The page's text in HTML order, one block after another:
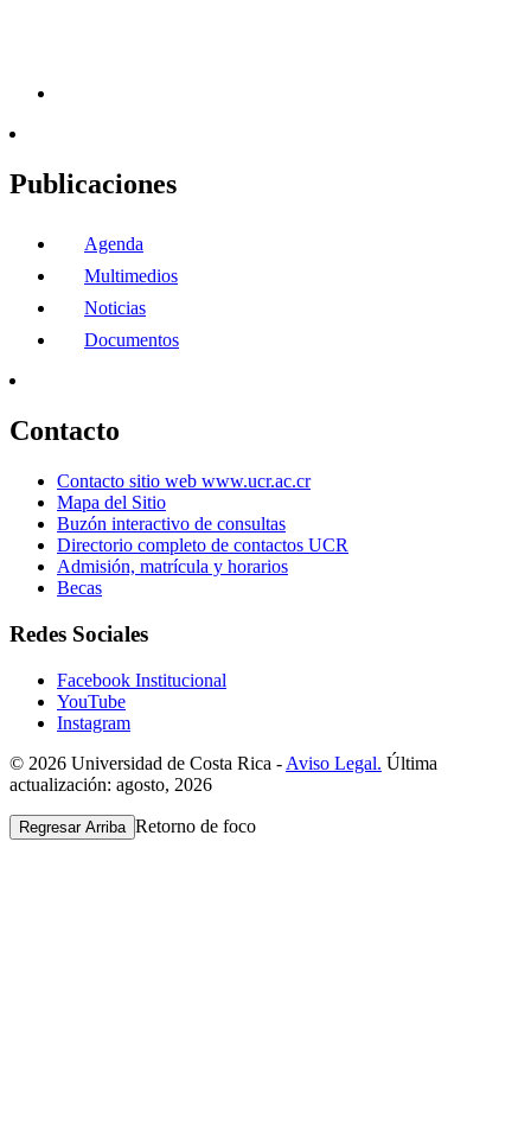
Publicaciones
Agenda
Multimedios
Noticias
Documentos
Contacto
Contacto sitio web www.ucr.ac.cr
Mapa del Sitio
Buzón interactivo de consultas
Directorio completo de contactos UCR
Admisión, matrícula y horarios
Becas
Redes Sociales
Facebook Institucional
YouTube
Instagram
© 2026 Universidad de Costa Rica - Aviso Legal. Última
actualización: agosto, 2026
Regresar Arriba Retorno de foco